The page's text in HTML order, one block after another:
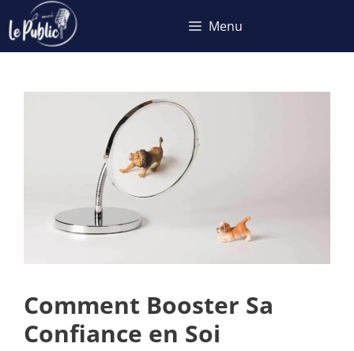
au
contenu
Menu
Comment Booster Sa
Confiance en Soi